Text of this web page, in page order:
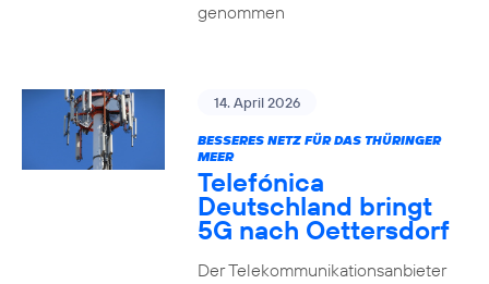
genommen
14. April 2026
BESSERES NETZ FÜR DAS THÜRINGER
MEER
Telefónica
Deutschland bringt
5G nach Oettersdorf
Der Telekommunikationsanbieter